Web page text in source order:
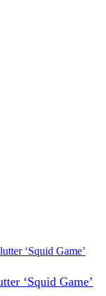
‘Squid Game’